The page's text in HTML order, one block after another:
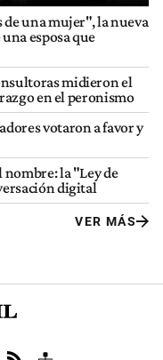
una mujer", la nueva
esposa que
midieron el
en el peronismo
votaron a favor y
nombre: la "Ley de
digital
VER MÁS